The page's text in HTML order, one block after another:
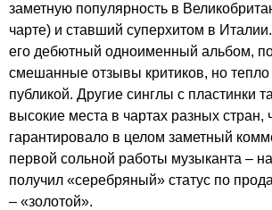
заметную популярность в
чарте) и ставший суперхитом в
его дебютный одноименный альбом,
смешанные отзывы критиков, но
публикой. Другие синглы с пластинки
высокие места в чартах разных стран,
гарантировало в целом заметный
первой сольной работы музыканта –
получил «серебряный» статус по
– «золотой».